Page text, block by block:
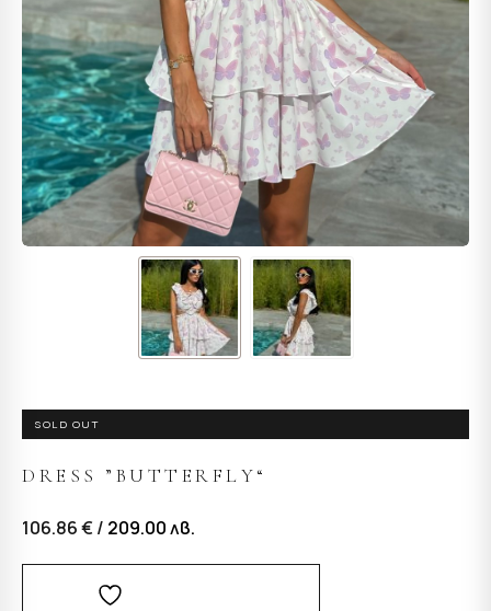
SOLD OUT
DRESS ”BUTTERFLY“
106.86 € / 209.00лв.